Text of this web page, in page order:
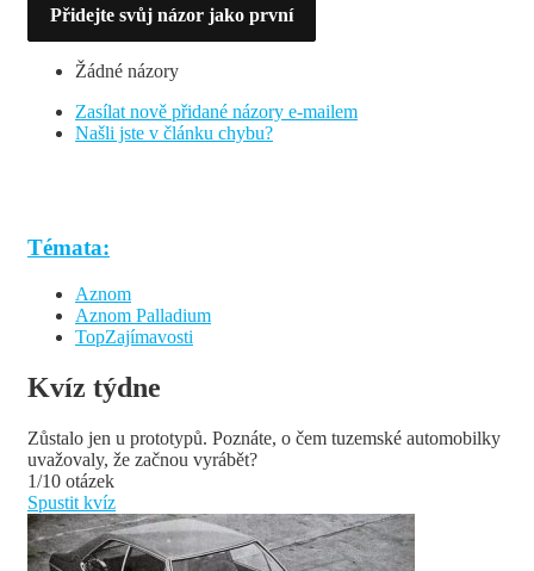
Přidejte svůj názor jako první
Žádné názory
Zasílat nově přidané názory e-mailem
Našli jste v článku chybu?
Témata:
Aznom
Aznom Palladium
TopZajímavosti
Kvíz týdne
Zůstalo jen u prototypů. Poznáte, o čem tuzemské automobilky
uvažovaly, že začnou vyrábět?
1/10 otázek
Spustit kvíz